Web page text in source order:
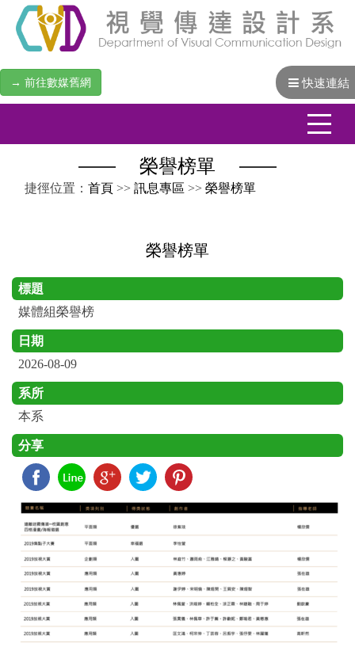
→ 前往數媒舊網
榮譽榜單
捷徑位置： 首頁 >> 訊息專區 >> 榮譽榜單
榮譽榜單
標題
媒體組榮譽榜
日期
2026-08-09
系所
本系
分享
快速連結